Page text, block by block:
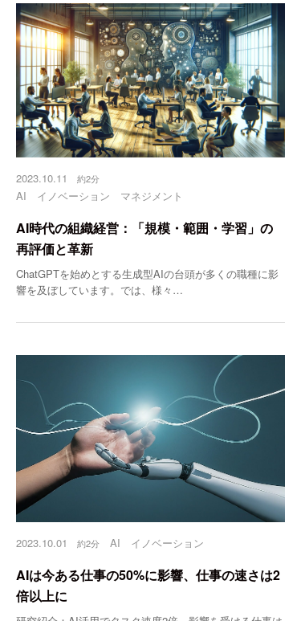
2023.10.11 約2分
AI イノベーション マネジメント
AI時代の組織経営：「規模・範囲・学習」の
再評価と革新
ChatGPTを始めとする生成型AIの台頭が多くの職種に影
響を及ぼしています。では、様々…
2023.10.01 約2分 AI イノベーション
AIは今ある仕事の50%に影響、仕事の速さは2
倍以上に